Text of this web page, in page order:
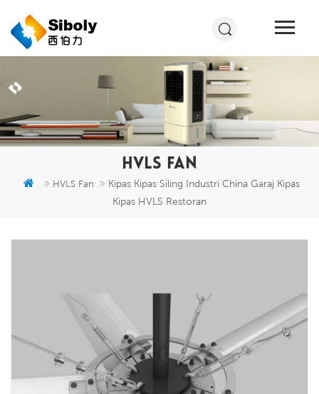
HVLS FAN
HVLS Fan
Kipas Kipas Siling Industri China Garaj Kipas
Kipas HVLS Restoran